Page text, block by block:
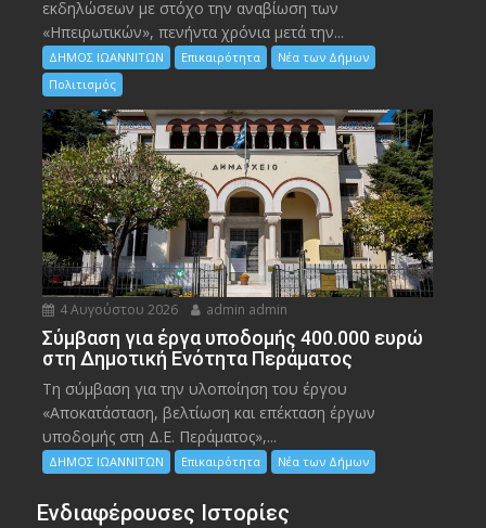
εκδηλώσεων με στόχο την αναβίωση των
«Ηπειρωτικών», πενήντα χρόνια μετά την...
ΔΗΜΟΣ ΙΩΑΝΝΙΤΩΝ Επικαιρότητα
Νέα των Δήμων
Πολιτισμός
4 Αυγούστου 2026 admin admin
Σύμβαση για έργα υποδομής 400.000 ευρώ
στη Δημοτική Ενότητα Περάματος
Τη σύμβαση για την υλοποίηση του έργου
«Αποκατάσταση, βελτίωση και επέκταση έργων
υποδομής στη Δ.Ε. Περάματος»,...
ΔΗΜΟΣ ΙΩΑΝΝΙΤΩΝ Επικαιρότητα Νέα των Δήμων
Ενδιαφέρουσες Ιστορίες